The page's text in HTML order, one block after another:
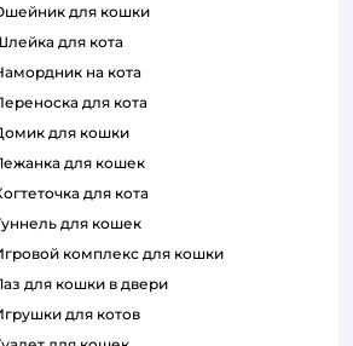
ошейник для кошки
шлейка для кота
намордник на кота
переноска для кота
домик для кошки
лежанка для кошек
когтеточка для кота
туннель для кошек
игровой комплекс для кошки
лаз для кошки в двери
игрушки для котов